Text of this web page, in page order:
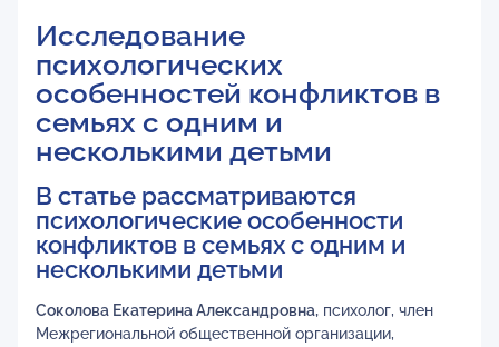
Исследование
психологических
особенностей конфликтов в
семьях с одним и
несколькими детьми
В статье рассматриваются
психологические особенности
конфликтов в семьях с одним и
несколькими детьми
Соколова Екатерина Александровна, психолог, член
Межрегиональной общественной организации,